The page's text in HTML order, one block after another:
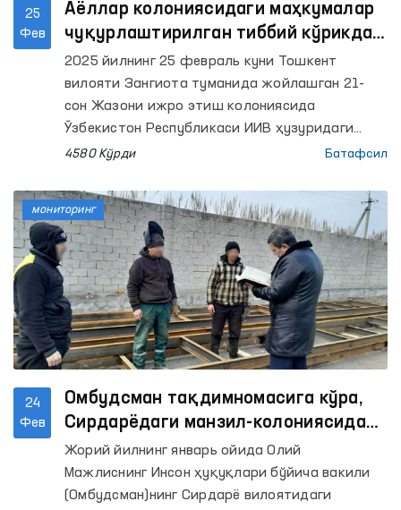
25
Фев
Аёллар колониясидаги маҳкумалар
чуқурлаштирилган тиббий кўрикдан
ўтказилди
2025 йилнинг 25 февраль куни Тошкент
вилояти Зангиота туманида жойлашган 21-
сон Жазони ижро этиш колониясида
Ўзбекистон Республикаси ИИВ ҳузуридаги
Жазони ижро этиш департаменти, Ўзбекистон
Олий Мажлиснинг Инсон ҳуқуқлари бўйича
вакили (омбудсман) ҳамда Оила ва хотин-
қизлар қўмитаси билан ҳамкорликда жазо
муддатини ўтаётган маҳкума аёллар учун
чуқурлаштирилган тиббий кўрик ташкил
этилди.
4580 Кўрди Батафсил
24
Фев
Омбудсман тақдимномасига кўра,
Сирдарёдаги манзил-колониясида
сақланаётган маҳкумларнинг
меҳнат шароитлари яхшиланди
Жорий йилнинг январь ойида Олий
Мажлиснинг Инсон ҳуқуқлари бўйича вакили
(Омбудсман)нинг Сирдарё вилоятидаги
мониторинг